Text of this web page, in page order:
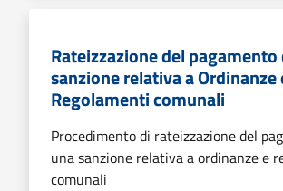
Rateizzazione del
sanzione relativa a Ordinanze
Regolamenti comunali
Procedimento di rateizzazione del
una sanzione relativa a ordinanze e
comunali